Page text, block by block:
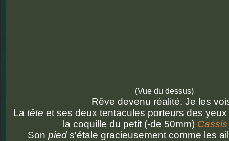
(Vue du dessus)
Rêve devenu réalité. Je les
La tête et ses deux tentacules porteurs des
la coquille du petit (-de 50mm)
Son pied s'étale gracieusement comme les